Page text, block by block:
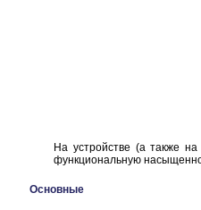
На устройстве (а также
функциональную
Основные